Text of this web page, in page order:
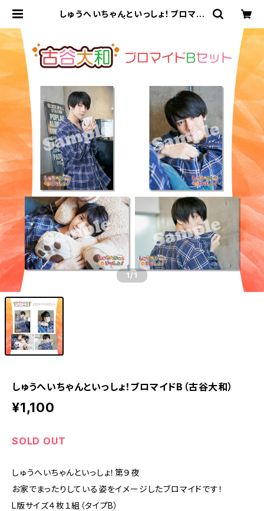
しゅうへいちゃんといっしょ！ブロマイ
1/1
しゅうへいちゃんといっしょ！ブロマイドB（古谷大和）
¥1,100
SOLD OUT
しゅうへいちゃんといっしょ！第９夜
お家でまったりしている姿をイメージしたブロマイドです！
L版サイズ４枚１組（タイプB）